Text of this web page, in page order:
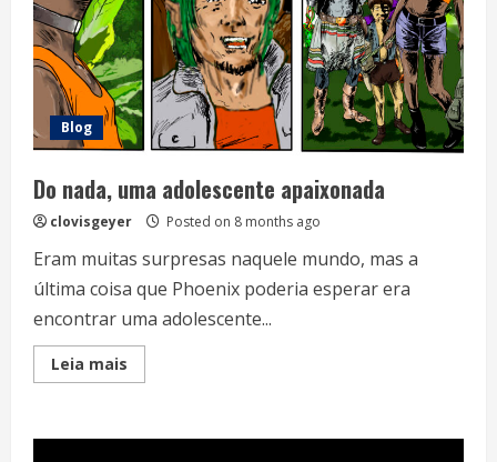
Blog
Do nada, uma adolescente apaixonada
clovisgeyer Posted on 8 months ago
Eram muitas surpresas naquele mundo, mas a
última coisa que Phoenix poderia esperar era
encontrar uma adolescente...
Leia mais
more
uma